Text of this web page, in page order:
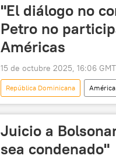
"El diálogo no
Petro no
Américas
15 de octubre 2025, 16:06 GMT
República Dominicana
Cuba
CELAC
Juicio a
sea condenado"